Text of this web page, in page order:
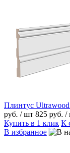
Плинтус
руб. / шт 825 руб. /
Купить в 1 клик К
В избранное